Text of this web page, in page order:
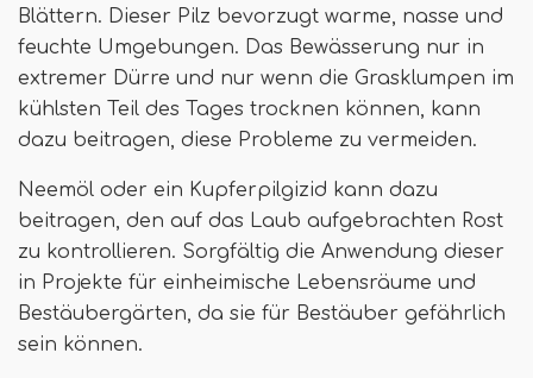
Blättern. Dieser Pilz bevorzugt warme, nasse und
feuchte Umgebungen. Das Bewässerung nur in
extremer Dürre und nur wenn die Grasklumpen im
kühlsten Teil des Tages trocknen können, kann
dazu beitragen, diese Probleme zu vermeiden.
Neemöl oder ein Kupferpilgizid kann dazu
beitragen, den auf das Laub aufgebrachten Rost
zu kontrollieren. Sorgfältig die Anwendung dieser
in Projekte für einheimische Lebensräume und
Bestäubergärten, da sie für Bestäuber gefährlich
sein können.